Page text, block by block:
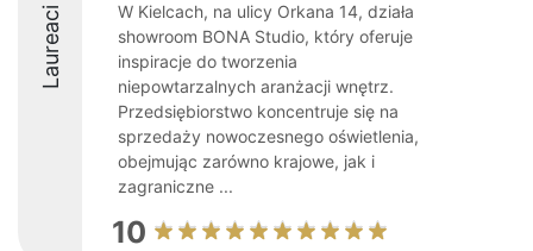
Laureaci
W Kielcach, na ulicy Orkana 14, działa
showroom BONA Studio, który oferuje
inspiracje do tworzenia
niepowtarzalnych aranżacji wnętrz.
Przedsiębiorstwo koncentruje się na
sprzedaży nowoczesnego oświetlenia,
obejmując zarówno krajowe, jak i
zagraniczne ...
10